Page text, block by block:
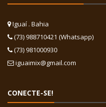
Iguaí . Bahia
(73) 988710421 (Whatsapp)
(73) 981000930
iguaimix@gmail.com
CONECTE-SE!